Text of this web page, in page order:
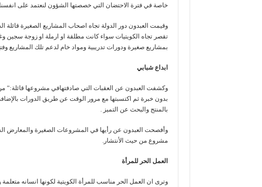
خاصة في فترة الاحتضان التي خصصتها الشؤون لنعتمد على
وقيمت العبدون دور الدولة تجاه اصحاب المشاريع الصغيرة
تقصر تجاه الكويتيات سواء كانت مطلقة او ارملة او زوجة سجين
بمشاريع صغيرة ودورات تدريبية ومواد خام لدعم تلك المشاريع
ابداع شبابي
وكشفت العبدون عن العقبات التي صادفتهافي مشروعها قائلة:”
بدون خبرة ثم اكتسبتها مع مرور الوقت عن طريق الدورات
بالمنتج والبحث عن التميز .
وأفصحت العبدون عن رأيها في المشروعات الصغيرة والمعارض
مشروع من حيث الأنتشار.
العمل الحر للمرأة
وترى ان العمل الحر مناسب للمرأة الكويتية لكونها انسانه